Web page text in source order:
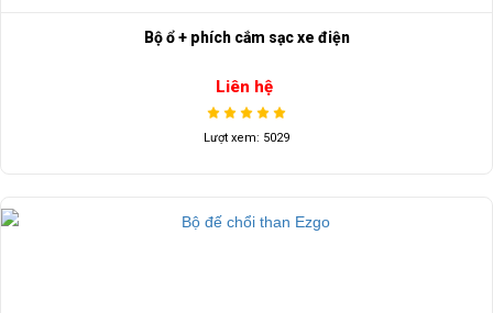
Bộ ổ + phích cắm sạc xe điện
Liên hệ
Lượt xem: 5029